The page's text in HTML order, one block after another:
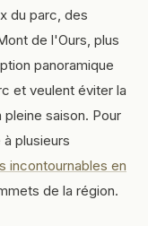
du parc, des
de l'Ours, plus
panoramique
et veulent éviter la
saison. Pour
plusieurs
incontournables en
de la région.